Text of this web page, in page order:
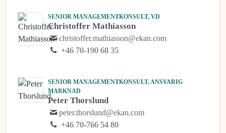
SENIOR MANAGEMENTKONSULT, VD
Christoffer Mathiasson
christoffer.mathiasson@ekan.com
+46 70-190 68 35
SENIOR MANAGEMENTKONSULT, ANSVARIG
MARKNAD
Peter Thorslund
peter.thorslund@ekan.com
+46 70-766 54 80